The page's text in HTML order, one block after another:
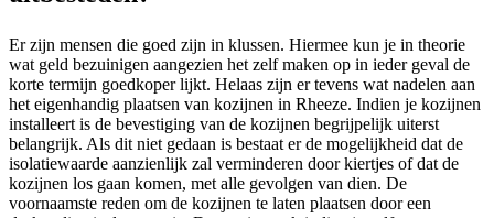
Er zijn mensen die goed zijn in klussen. Hiermee kun je in theorie
wat geld bezuinigen aangezien het zelf maken op in ieder geval de
korte termijn goedkoper lijkt. Helaas zijn er tevens wat nadelen aan
het eigenhandig plaatsen van kozijnen in Rheeze. Indien je kozijnen
installeert is de bevestiging van de kozijnen begrijpelijk uiterst
belangrijk. Als dit niet gedaan is bestaat er de mogelijkheid dat de
isolatiewaarde aanzienlijk zal verminderen door kiertjes of dat de
kozijnen los gaan komen, met alle gevolgen van dien. De
voornaamste reden om de kozijnen te laten plaatsen door een